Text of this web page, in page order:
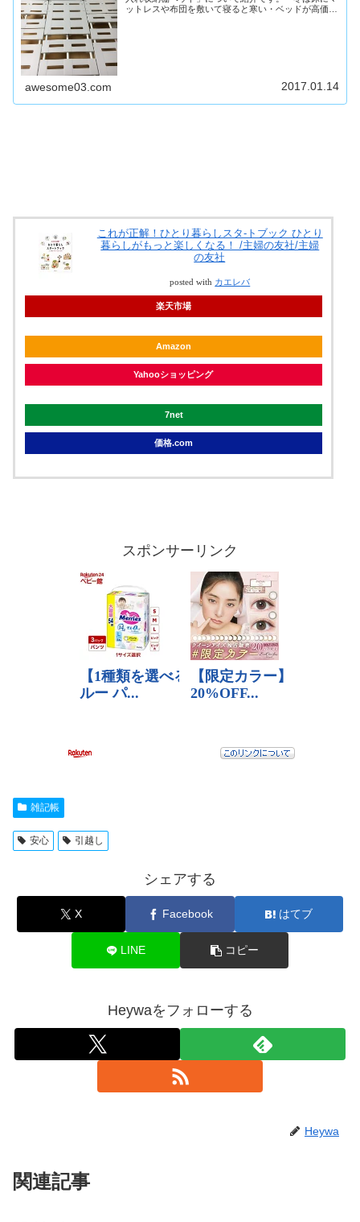
ットレスや布団を敷いて寝ると寒い・ベッドが高価な
awesome03.com 2017.01.14
これが正解！ひとり暮らしスタ-トブック ひとり
暮らしがもっと楽しくなる！ /主婦の友社/主婦
の友社
posted with カエレバ
楽天市場
Amazon
Yahooショッピング
7net
価格.com
スポンサーリンク
雑記帳
安心 引越し
シェアする
X Facebook はてブ
LINE コピー
Heywaをフォローする
Heywa
関連記事